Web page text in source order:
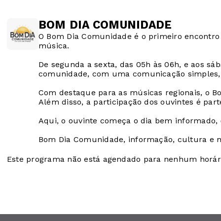
BOM DIA COMUNIDADE
O Bom Dia Comunidade é o primeiro
música.
De segunda a sexta, das 05h às 06h, e aos
comunidade, com uma comunicação
Com destaque para as músicas regionais, o
Além disso, a participação dos ouvintes é
Aqui, o ouvinte começa o dia bem
Bom Dia Comunidade, informação, cultura e
Este programa não está agendado para nenhum